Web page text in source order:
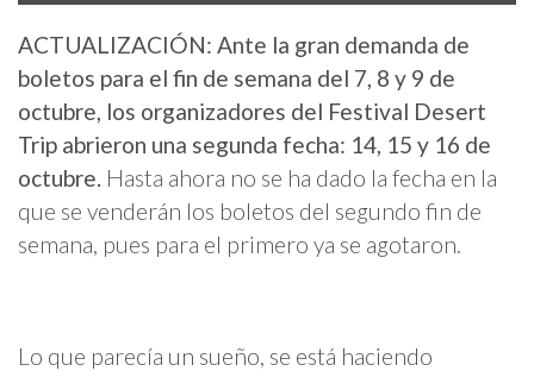
ACTUALIZACIÓN: Ante la gran demanda de
boletos para el fin de semana del 7, 8 y 9 de
octubre, los organizadores del Festival Desert
Trip abrieron una segunda fecha: 14, 15 y 16 de
octubre. Hasta ahora no se ha dado la fecha en la
que se venderán los boletos del segundo fin de
semana, pues para el primero ya se agotaron.
Lo que parecía un sueño, se está haciendo